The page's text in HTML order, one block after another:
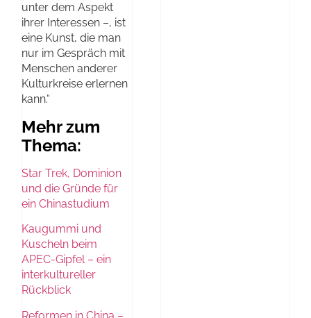
unter dem Aspekt
ihrer Interessen –, ist
eine Kunst, die man
nur im Gespräch mit
Menschen anderer
Kulturkreise erlernen
kann.“
Mehr zum
Thema:
Star Trek, Dominion
und die Gründe für
ein Chinastudium
Kaugummi und
Kuscheln beim
APEC-Gipfel – ein
interkultureller
Rückblick
Reformen in China –